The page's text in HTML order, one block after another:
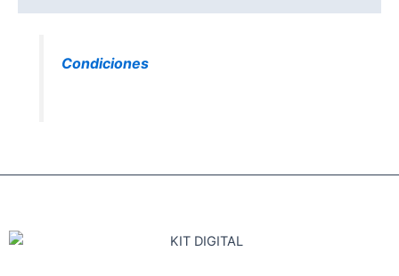
Condiciones